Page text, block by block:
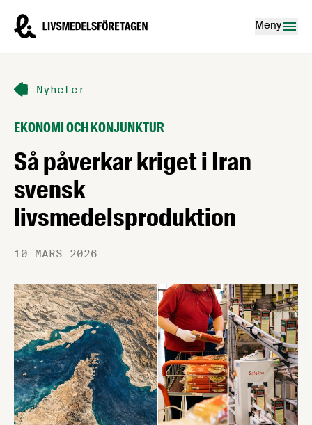
Livsmedelsföretagen – till startsidan
Meny
Nyheter
EKONOMI OCH KONJUNKTUR
Så påverkar kriget i Iran
svensk
livsmedelsproduktion
10 MARS 2026